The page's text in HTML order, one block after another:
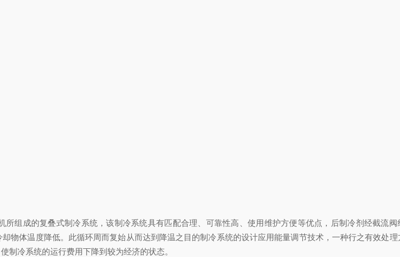
组成的复叠式制冷系统，该制冷系统具有匹配合理、可靠性高、使用维护方便等优点，后制冷剂经截流阀
物体温度降低。此循环周而复始从而达到降温之目的制冷系统的设计应用能量调节技术，一种行之有效处理
制冷系统的运行费用下降到较为经济的状态。